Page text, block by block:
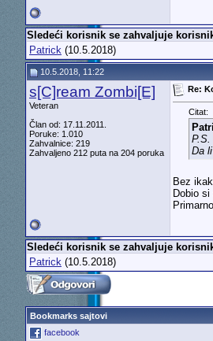
Sledeći korisnik se zahvaljuje
Patrick(10.5.2018)
10.5.2018, 11:22
s[C]ream Zombi[E]
Veteran
Član od: 17.11.2011.
Poruke: 1.010
Zahvalnice: 219
Zahvaljeno 212 puta na 204 poruka
Re:
Citat:
P.S.
Da
Bez
Dobio si
Sledeći korisnik se zahvaljuje
Patrick(10.5.2018)
Bookmarks sajtovi
facebook